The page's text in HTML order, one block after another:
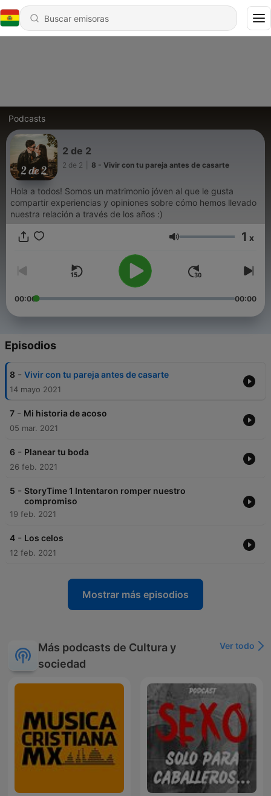
Podcasts
2 de 2
2 de 2 8 - Vivir con tu pareja antes de casarte
Hola a todos! Somos un matrimonio jóven al que le gusta
compartir experiencias y opiniones sobre cómo hemos llevado
nuestra relación a través de los años :)
Volumen 1 x
00:00 00:00
Episodios
8 - Vivir con tu pareja antes de casarte
14 mayo 2021
7 - Mi historia de acoso
05 mar. 2021
6 - Planear tu boda
26 feb. 2021
5 - StoryTime 1 Intentaron romper nuestro
compromiso
19 feb. 2021
4 - Los celos
12 feb. 2021
Mostrar más episodios
Más podcasts de Cultura y
sociedad
Ver todo